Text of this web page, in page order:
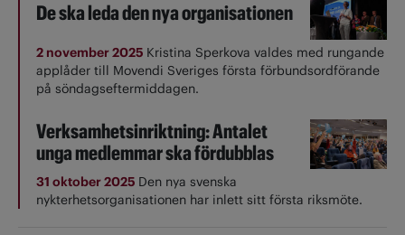
De ska leda den nya organisationen
2 november 2025 Kristina Sperkova valdes med rungande
applåder till Movendi Sveriges första förbundsordförande
på söndagseftermiddagen.
Verksamhetsinriktning: Antalet
unga medlemmar ska fördubblas
31 oktober 2025 Den nya svenska
nykterhetsorganisationen har inlett sitt första riksmöte.